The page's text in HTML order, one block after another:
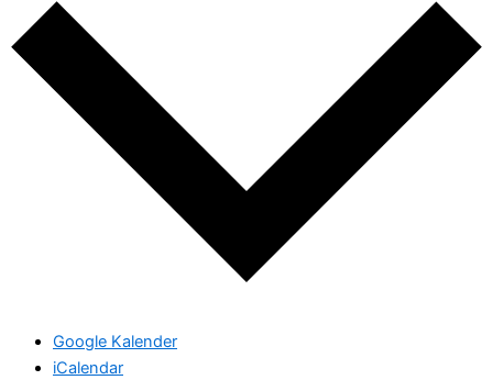
Google Kalender
iCalendar